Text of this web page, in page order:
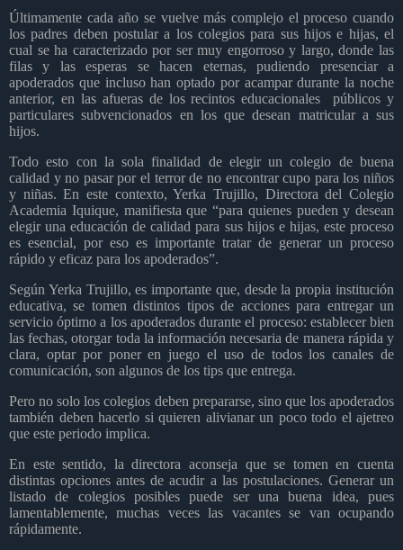
Últimamente cada año se vuelve más complejo el proceso cuando
los padres deben postular a los colegios para sus hijos e hijas, el
cual se ha caracterizado por ser muy engorroso y largo, donde las
filas y las esperas se hacen eternas, pudiendo presenciar a
apoderados que incluso han optado por acampar durante la noche
anterior, en las afueras de los recintos educacionales
públicos y
particulares subvencionados en los que desean matricular a sus
hijos.
Todo esto con la sola finalidad de elegir un colegio de buena
calidad y no pasar por el terror de no encontrar cupo para los niños
y niñas. En este contexto, Yerka Trujillo, Directora del Colegio
Academia Iquique, manifiesta que “para quienes pueden y desean
elegir una educación de calidad para sus hijos e hijas, este proceso
es esencial, por eso es importante tratar de generar un proceso
rápido y eficaz para los apoderados”.
Según Yerka Trujillo, es importante que, desde la propia institución
educativa, se tomen distintos tipos de acciones para entregar un
servicio óptimo a los apoderados durante el proceso: establecer bien
las fechas, otorgar toda la información necesaria de manera rápida y
clara, optar por poner en juego el uso de todos los canales de
comunicación, son algunos de los tips que entrega.
Pero no solo los colegios deben prepararse, sino que los apoderados
también deben hacerlo si quieren alivianar un poco todo el ajetreo
que este periodo implica.
En este sentido, la directora aconseja que se tomen en cuenta
distintas opciones antes de acudir a las postulaciones. Generar un
listado de colegios posibles puede ser una buena idea, pues
lamentablemente, muchas veces las vacantes se van ocupando
rápidamente.